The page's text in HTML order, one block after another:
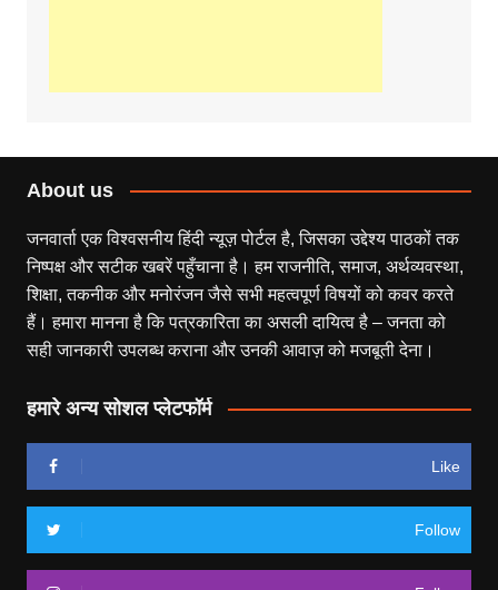
About us
जनवार्ता एक विश्वसनीय हिंदी न्यूज़ पोर्टल है, जिसका उद्देश्य पाठकों तक
निष्पक्ष और सटीक खबरें पहुँचाना है। हम राजनीति, समाज, अर्थव्यवस्था,
शिक्षा, तकनीक और मनोरंजन जैसे सभी महत्वपूर्ण विषयों को कवर करते
हैं। हमारा मानना है कि पत्रकारिता का असली दायित्व है – जनता को
सही जानकारी उपलब्ध कराना और उनकी आवाज़ को मजबूती देना।
हमारे अन्य सोशल प्लेटफॉर्म
Like
Follow